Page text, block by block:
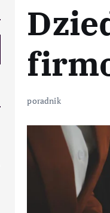
poradnik